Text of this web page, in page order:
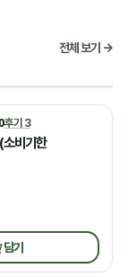
전체 보기 →
후기 3
비기한
담기